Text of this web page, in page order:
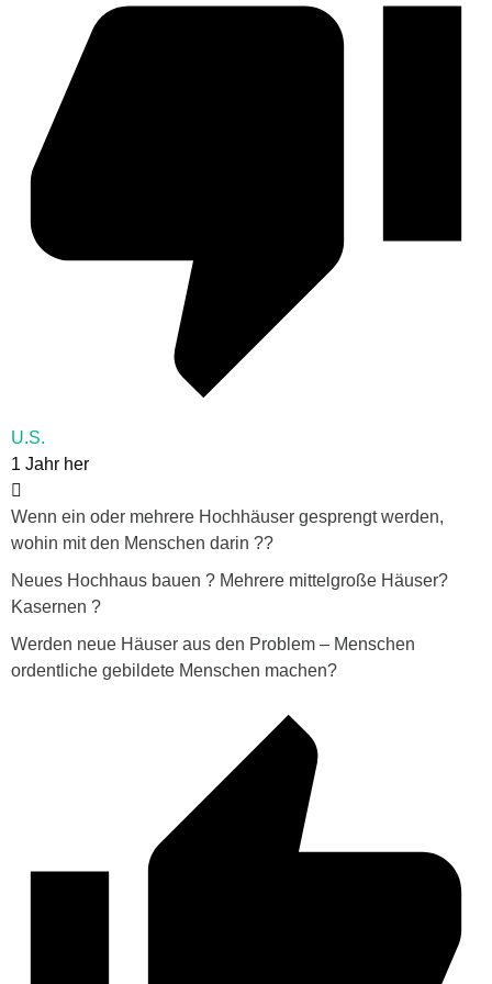
U.S.
1 Jahr her
Wenn ein oder mehrere Hochhäuser gesprengt werden,
wohin mit den Menschen darin ??
Neues Hochhaus bauen ? Mehrere mittelgroße Häuser?
Kasernen ?
Werden neue Häuser aus den Problem – Menschen
ordentliche gebildete Menschen machen?